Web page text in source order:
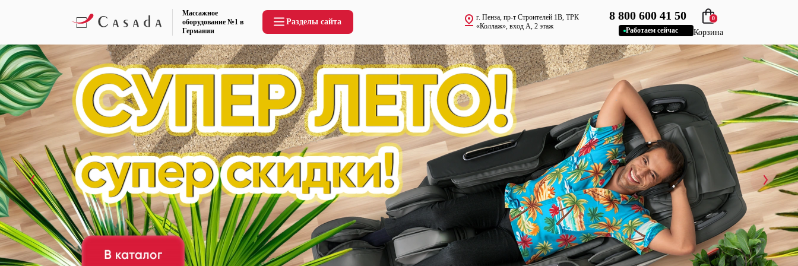
Массажное
оборудование №1 в
Германии
Разделы сайта
г. Пенза, пр-т Строителей 1В, ТРК
«Коллаж», вход А, 2 этаж
8 800 600 41 50
Работаем сейчас
0
Корзина